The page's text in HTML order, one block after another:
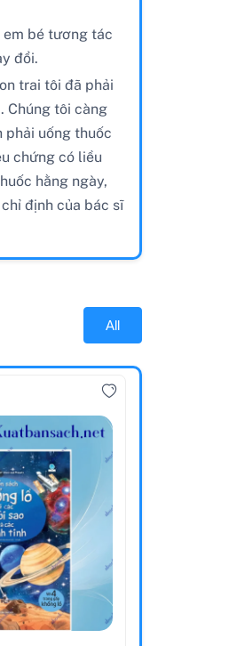
em bé tương tác
đổi.
trai tôi đã phải
Chúng tôi càng
phải uống thuốc
chứng có liều
hằng ngày,
định của bác sĩ
All